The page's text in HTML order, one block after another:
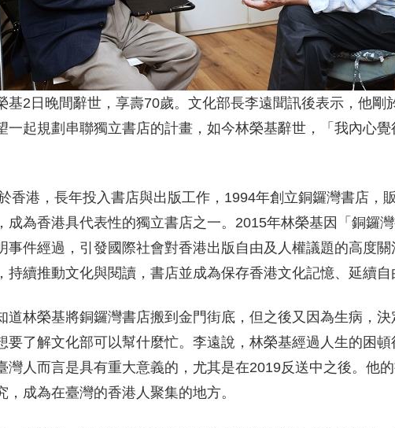
基2日晚間辭世，享壽70歲。文化部長李遠聞訊後表示，他剛
一起規劃串聯獨立書店的計畫，如今林榮基辭世，「我內心
香港，長年投入書店與出版工作，1994年創立銅鑼灣書店，
成為香港具代表性的獨立書店之一。2015年林榮基因「銅鑼
事件經過，引發國際社會對香港出版自由及人權議題的高度
持續推動文化與閱讀，書店並成為保存香港文化記憶、延續自
道林榮基將銅鑼灣書店搬到金門街底，但之後又因為生病，
要了解文化部可以幫什麼忙。李遠說，林榮基經過人生的困
灣人而言是具有重大意義的，尤其是在2019反送中之後。他
，成為在臺灣的香港人聚集的地方。